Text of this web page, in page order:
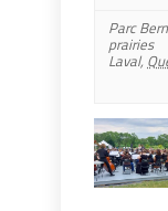
Parc
prairies
Laval,